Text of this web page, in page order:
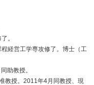
。
経営工学専攻修了。博士（工
助教授。
教授。2011年4月同教授、現